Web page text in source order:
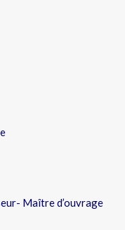
Maître d’ouvrage